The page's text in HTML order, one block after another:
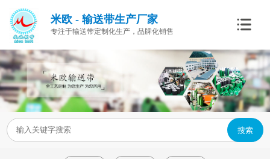
米欧 - 输送带生产厂家
专注于输送带定制化生产，品牌化销售
搜索